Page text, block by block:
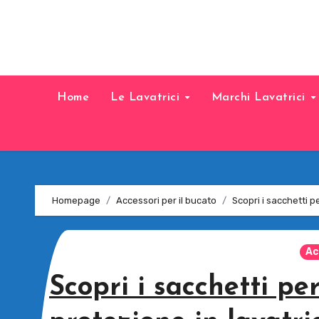
Home Le Lavatrici Marchi Lavatrici
Homepage Accessori per il bucato Scopri i sacchetti
Scopri i sacchetti